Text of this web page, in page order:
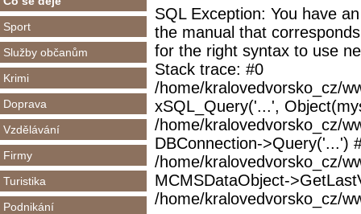
Sport
Služby občanům
Krimi
Doprava
Vzdělávání
Firmy
Turistika
Podnikání
SQL Exception: You have
the manual that
for the right syntax to use
Stack trace: #0
/home/kralovedvorsko_cz/
xSQL_Query('...',
/home/kralovedvorsko_cz/
DBConnection->Query('...')
/home/kralovedvorsko_cz/
MCMSDataObject-
/home/kralovedvorsko_cz/